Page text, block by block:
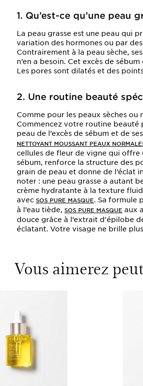
1. Qu’est-ce qu’une peau
La peau grasse est une peau qui
variation des hormones ou par
Contrairement à la peau sèche,
n’en a besoin. Cet excès de
Les pores sont dilatés et des
2. Une routine beauté
Comme pour les peaux sèches ou
Commencez votre routine beauté
peau de l’excès de sébum et de
NETTOYANT MOUSSANT PEAUX
cellules de fleur de vigne qui
sébum, renforce la structure des
grain de peau et donne de l’éclat
noter : une peau grasse a autant
crème hydratante à la texture
avec SOS PURE MASQUE. Sa formule
à l’eau tiède, SOS PURE MASQUE aux
douce grâce à l’extrait d'épilobe
éclatant. Votre visage ne brille
Vous aimerez